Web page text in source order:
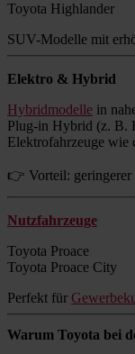
Toyota Highlander
SUV-Modelle mit
Elektro & Hybrid
Hybridmodelle in
Plug-in Hybrid (z. B.
Elektrofahrzeuge wie
👉 Vorteil: geringerer
Nutzfahrzeuge
Toyota Proace
Toyota Proace City
Perfekt für
Warum Toyota bei